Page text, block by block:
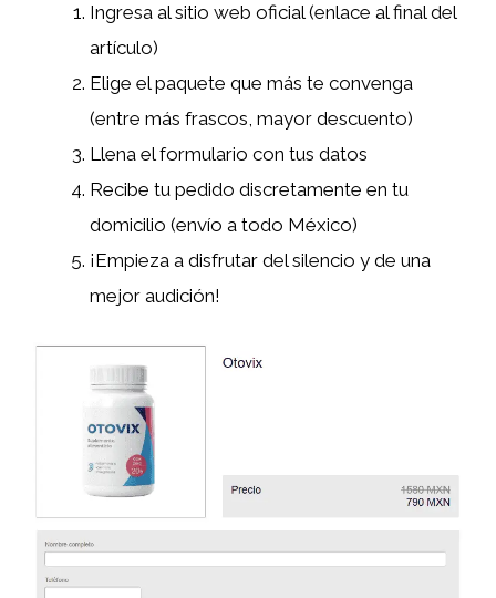
Ingresa al sitio web oficial (enlace al final del
artículo)
Elige el paquete que más te convenga
(entre más frascos, mayor descuento)
Llena el formulario con tus datos
Recibe tu pedido discretamente en tu
domicilio (envío a todo México)
¡Empieza a disfrutar del silencio y de una
mejor audición!